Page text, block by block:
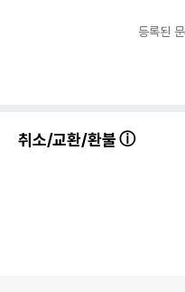
등록된
취소/교환/환불